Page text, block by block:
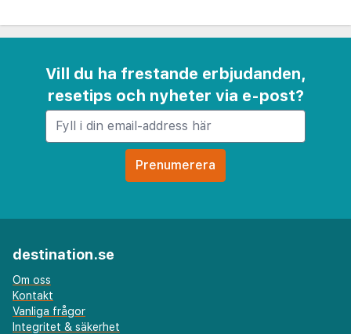
Vill du ha frestande erbjudanden,
resetips och nyheter via e-post?
destination.se
Om oss
Kontakt
Vanliga frågor
Integritet & säkerhet